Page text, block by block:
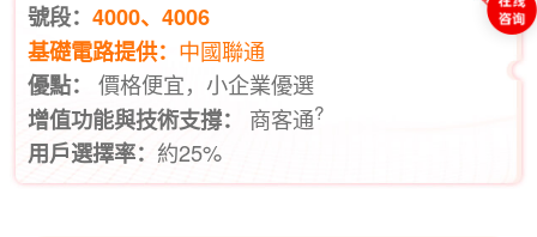
號段：4000、4006
基礎電路提供： 中國聯通
優點：
價格便宜，小企業優選
增值功能與技術支撐：
商客通?
用戶選擇率： 約25%